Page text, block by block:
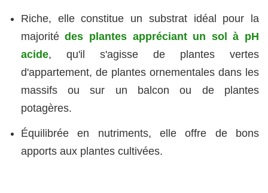
Riche, elle constitue un substrat idéal pour la
majoritédes plantes appréciant un sol à pH
acide, qu'il s'agisse de plantes vertes
d'appartement, de plantes ornementales dans les
massifs ou sur un balcon ou de plantes
potagères.
Équilibrée en nutriments, elle offre de bons
apports aux plantes cultivées.